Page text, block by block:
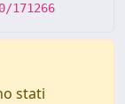
171266
stati